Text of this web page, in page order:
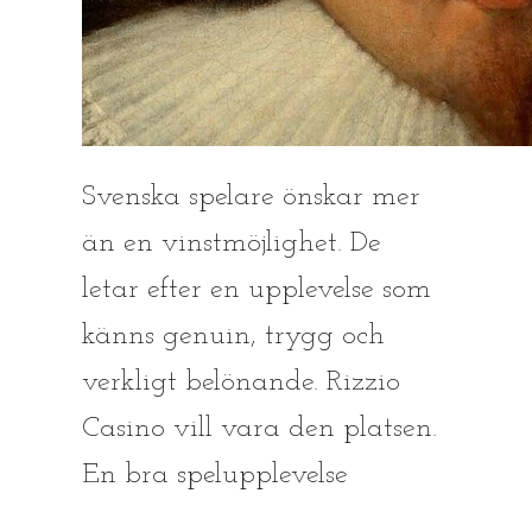
Svenska spelare önskar mer
än en vinstmöjlighet. De
letar efter en upplevelse som
känns genuin, trygg och
verkligt belönande. Rizzio
Casino vill vara den platsen.
En bra spelupplevelse